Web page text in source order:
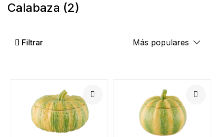
Calabaza (2)
Filtrar